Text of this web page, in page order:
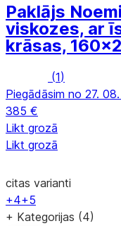
Paklājs Noemi
viskozes, ar
krāsas,
(1)
Piegādāsim no 27.
385 €
Likt grozā
Likt grozā
citas varianti
+4+5
+ Kategorijas (4)